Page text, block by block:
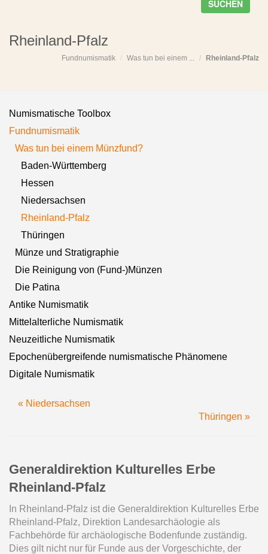
SUCHEN
Rheinland-Pfalz
Fundnumismatik Was tun bei einem ... Rheinland-Pfalz
Numismatische Toolbox
Fundnumismatik
Was tun bei einem Münzfund?
Baden-Württemberg
Hessen
Niedersachsen
Rheinland-Pfalz
Thüringen
Münze und Stratigraphie
Die Reinigung von (Fund-)Münzen
Die Patina
Antike Numismatik
Mittelalterliche Numismatik
Neuzeitliche Numismatik
Epochenübergreifende numismatische Phänomene
Digitale Numismatik
« Niedersachsen
Thüringen »
Generaldirektion Kulturelles Erbe
Rheinland-Pfalz
In Rheinland-Pfalz ist die Generaldirektion Kulturelles Erbe
Rheinland-Pfalz, Direktion Landesarchäologie als
Fachbehörde für archäologische Bodenfunde zuständig.
Dies gilt nicht nur für Funde aus der Vorgeschichte, der